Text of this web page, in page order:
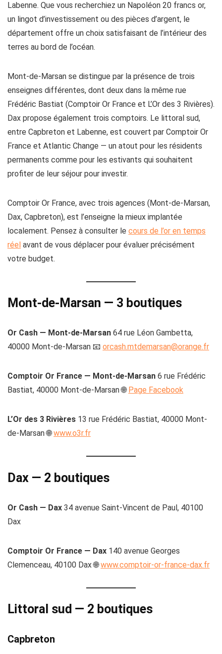
Labenne. Que vous recherchiez un Napoléon 20 francs or,
un lingot d’investissement ou des pièces d’argent, le
département offre un choix satisfaisant de l’intérieur des
terres au bord de l’océan.
Mont-de-Marsan se distingue par la présence de trois
enseignes différentes, dont deux dans la même rue
Frédéric Bastiat (Comptoir Or France et L’Or des 3 Rivières).
Dax propose également trois comptoirs. Le littoral sud,
entre Capbreton et Labenne, est couvert par Comptoir Or
France et Atlantic Change — un atout pour les résidents
permanents comme pour les estivants qui souhaitent
profiter de leur séjour pour investir.
Comptoir Or France, avec trois agences (Mont-de-Marsan,
Dax, Capbreton), est l’enseigne la mieux implantée
localement. Pensez à consulter le cours de l’or en temps
réel avant de vous déplacer pour évaluer précisément
votre budget.
Mont-de-Marsan — 3 boutiques
Or Cash — Mont-de-Marsan 64 rue Léon Gambetta,
40000 Mont-de-Marsan 📧 orcash.mtdemarsan@orange.fr
Comptoir Or France — Mont-de-Marsan 6 rue Frédéric
Bastiat, 40000 Mont-de-Marsan 🌐 Page Facebook
L’Or des 3 Rivières 13 rue Frédéric Bastiat, 40000 Mont-
de-Marsan 🌐www.o3r.fr
Dax — 2 boutiques
Or Cash — Dax 34 avenue Saint-Vincent de Paul, 40100
Dax
Comptoir Or France — Dax 140 avenue Georges
Clemenceau, 40100 Dax 🌐www.comptoir-or-france-dax.fr
Littoral sud — 2 boutiques
Capbreton